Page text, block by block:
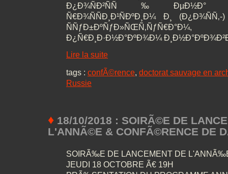
Ð¿Ð¾ÑÐ²ÑÑ‰ÐµÐ½Ð°
Ñ€Ð¾ÑÑÐ¸Ð¹ÑÐºÐ¸Ð¼ Ð¸ (Ð¿Ð¾ÑÑ‚-
ÑÑƒÐ±ÐºÑƒÐ»ÑŒÑ‚ÑƒÑ€Ð°Ð¼,
Ð¿Ñ€Ð¸Ð·Ð½Ð°ÐºÐ¾Ð¼
Lire la suite
tags : confÃ©rence, doctorat sauvage en
Russie
♦ 18/10/2018 : SOIRÃ©E DE
L'ANNÃ©E & CONFÃ©RENCE DE
SOIRÃ‰E DE LANCEMENT DE
JEUDI 18 OCTOBRE Ã€ 19H